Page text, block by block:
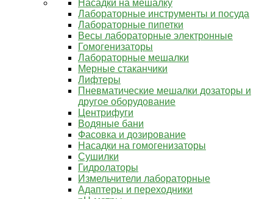
Насадки на мешалку
Лабораторные инструменты и посуда
Лабораторные пипетки
Весы лабораторные электронные
Гомогенизаторы
Лабораторные мешалки
Мерные стаканчики
Лифтеры
Пневматические мешалки дозаторы и
другое оборудование
Центрифуги
Водяные бани
Фасовка и дозирование
Насадки на гомогенизаторы
Сушилки
Гидролаторы
Измельчители лабораторные
Адаптеры и переходники